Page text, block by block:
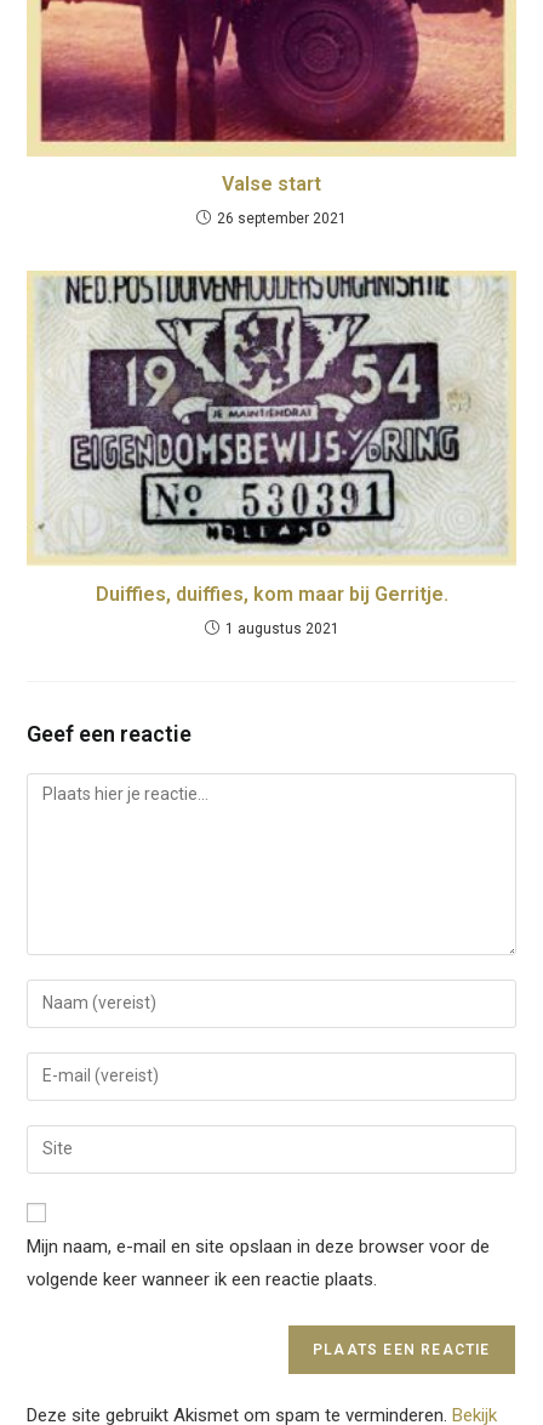
Valse start
26 september 2021
Duiffies, duiffies, kom maar bij Gerritje.
1 augustus 2021
Geef een reactie
Reactie
Voer
je
naam
of
om
te
reageren
Voer
je
e-
mail
om
te
kunnen
Voer
je
site
(optioneel)
Mijn naam, e-mail en site opslaan in deze browser voor de
volgende keer wanneer ik een reactie plaats.
Deze site gebruikt Akismet om spam te verminderen.Bekijk